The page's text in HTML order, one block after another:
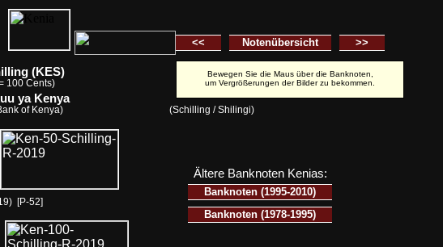
<< Notenübersicht >>
(KES)
100 Cents)
ya Kenya
of Kenya) (Schilling / Shilingi)
Ältere Banknoten Kenias:
Banknoten (1995-2010)
Banknoten (1978-1995)
[P-52]
Bewegen Sie die Maus über die Banknoten,
um Vergrößerungen der Bilder zu bekommen.